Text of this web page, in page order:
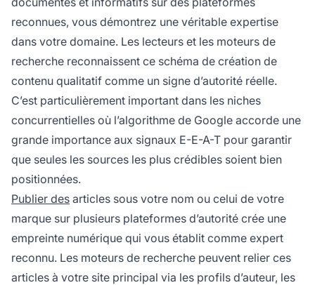
reconnues, vous démontrez une véritable expertise
dans votre domaine. Les lecteurs et les moteurs de
recherche reconnaissent ce schéma de création de
contenu qualitatif comme un signe d’autorité réelle.
C’est particulièrement important dans les niches
concurrentielles où l’algorithme de Google accorde une
grande importance aux signaux E-E-A-T pour garantir
que seules les sources les plus crédibles soient bien
positionnées.
Publier des articles sous votre nom ou celui de votre
marque sur plusieurs plateformes d’autorité crée une
empreinte numérique qui vous établit comme expert
reconnu. Les moteurs de recherche peuvent relier ces
articles à votre site principal via les profils d’auteur, les